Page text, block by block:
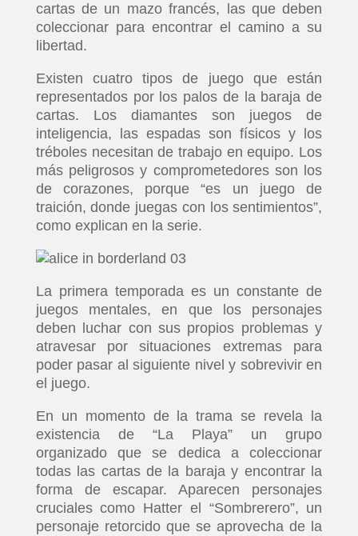
cartas de un mazo francés, las que deben
coleccionar para encontrar el camino a su
libertad.
Existen cuatro tipos de juego que están
representados por los palos de la baraja de
cartas. Los diamantes son juegos de
inteligencia, las espadas son físicos y los
tréboles necesitan de trabajo en equipo. Los
más peligrosos y comprometedores son los
de corazones, porque “es un juego de
traición, donde juegas con los sentimientos”,
como explican en la serie.
La primera temporada es un constante de
juegos mentales, en que los personajes
deben luchar con sus propios problemas y
atravesar por situaciones extremas para
poder pasar al siguiente nivel y sobrevivir en
el juego.
En un momento de la trama se revela la
existencia de “La Playa” un grupo
organizado que se dedica a coleccionar
todas las cartas de la baraja y encontrar la
forma de escapar. Aparecen personajes
cruciales como Hatter el “Sombrerero”, un
personaje retorcido que se aprovecha de la